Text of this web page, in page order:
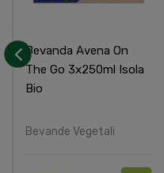
Bevanda Avena On
The Go 3x250ml Isola
Bio
Bevande Vegetali